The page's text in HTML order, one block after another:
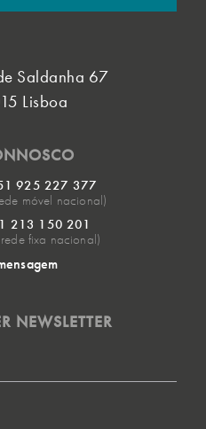
Saldanha 67
Lisboa
925 227 377
móvel nacional)
213 150 201
fixa nacional)
NEWSLETTER